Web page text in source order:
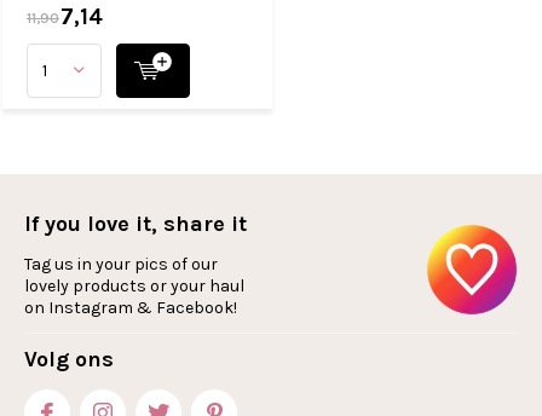
11,907,14
If you love it, share it
Tag us in your pics of our
lovely products or your haul
on Instagram & Facebook!
Volg ons